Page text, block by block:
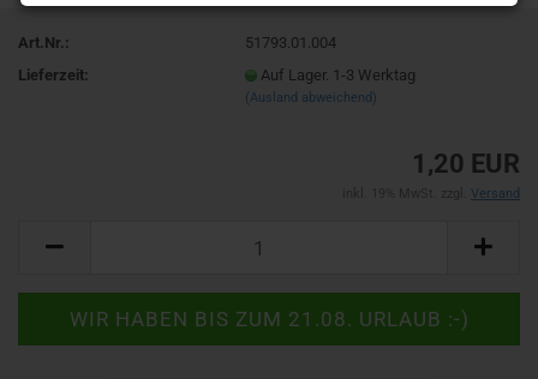
Art.Nr.:
51793.01.004
Lieferzeit:
Auf Lager. 1-3 Werktag
(Ausland abweichend)
1,20 EUR
Versand